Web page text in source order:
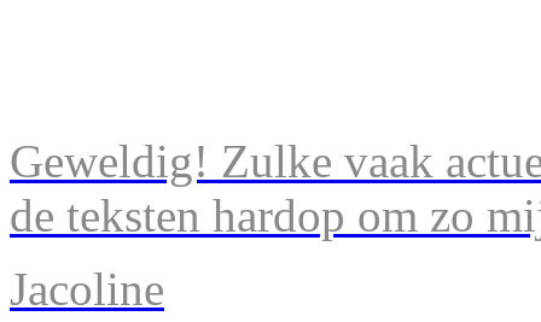
Geweldig! Zulke vaak
de teksten hardop om zo
Jacoline